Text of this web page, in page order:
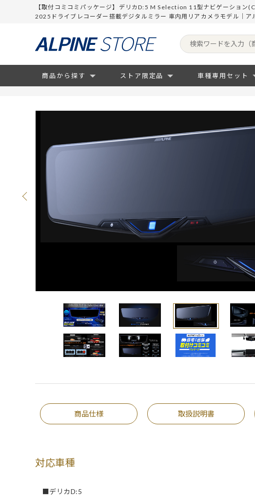
【取付コミコミパッケージ】デリカD:5 M Selection 11型ナビゲーション
2025ドライブレコーダー搭載デジタルミラー 車内用リアカメラモデル｜ア
商品から探す ストア限定品 車種専用セット
商品仕様 取扱説明書
対応車種
■デリカD:5